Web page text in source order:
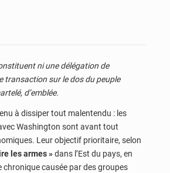
ni une délégation de
transaction sur le dos du peuple
d’emblée.
à dissiper tout malentendu : les
Washington sont avant tout
Leur objectif prioritaire, selon
les armes »dans l’Est du pays, en
chronique causée par des groupes